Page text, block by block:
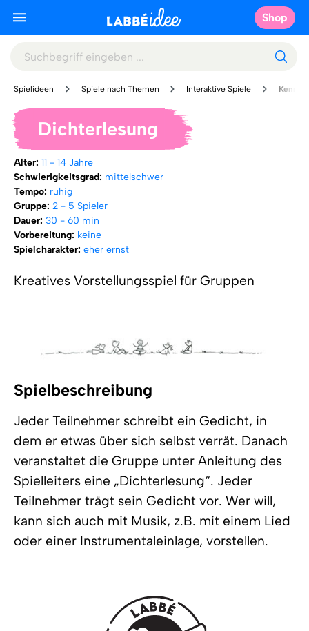
Shop
Spielideen Spiele nach Themen Interaktive Spiele
Dichterlesung
Alter: 11 - 14 Jahre
Schwierigkeitsgrad: mittelschwer
Tempo: ruhig
Gruppe: 2 - 5 Spieler
Dauer: 30 - 60 min
Vorbereitung: keine
Spielcharakter: eher ernst
Kreatives Vorstellungsspiel für Gruppen
Spielbeschreibung
Jeder Teilnehmer schreibt ein Gedicht, in
dem er etwas über sich selbst verrät. Danach
veranstaltet die Gruppe unter Anleitung des
Spielleiters eine „Dichterlesung“. Jeder
Teilnehmer trägt sein Gedicht vor. Wer will,
kann sich auch mit Musik, z.B. mit einem Lied
oder einer Instrumentaleinlage, vorstellen.